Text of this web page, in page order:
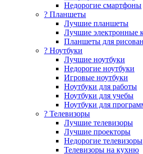
Недорогие смартфоны
? Планшеты
Лучшие планшеты
Лучшие электронные
Планшеты для
? Ноутбуки
Лучшие ноутбуки
Недорогие ноутбуки
Игровые ноутбуки
Ноутбуки для работы
Ноутбуки для учебы
Ноутбуки для
? Телевизоры
Лучшие телевизоры
Лучшие проекторы
Недорогие телевизоры
Телевизоры на кухню